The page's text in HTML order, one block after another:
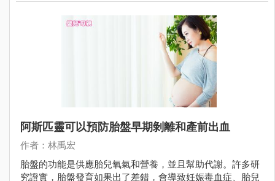
阿斯匹靈可以預防胎盤早期剝離和產前出血
作者：林禹宏
胎盤的功能是供應胎兒氧氣和營養，並且幫助代謝。許多研
究證實，胎盤發育如果出了差錯，會導致妊娠毒血症、胎兒